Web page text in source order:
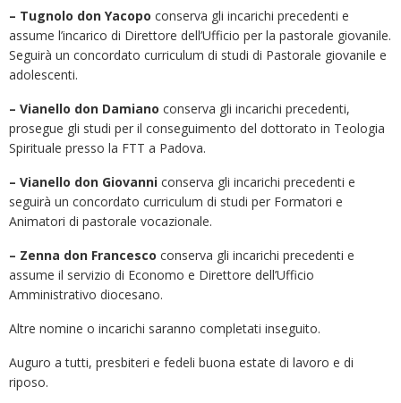
– Tugnolo don Yacopo conserva gli incarichi precedenti e
assume l’incarico di Direttore dell’Ufficio per la pastorale giovanile.
Seguirà un concordato curriculum di studi di Pastorale giovanile e
adolescenti.
– Vianello don Damiano conserva gli incarichi precedenti,
prosegue gli studi per il conseguimento del dottorato in Teologia
Spirituale presso la FTT a Padova.
– Vianello don Giovanni conserva gli incarichi precedenti e
seguirà un concordato curriculum di studi per Formatori e
Animatori di pastorale vocazionale.
– Zenna don Francesco conserva gli incarichi precedenti e
assume il servizio di Economo e Direttore dell’Ufficio
Amministrativo diocesano.
Altre nomine o incarichi saranno completati inseguito.
Auguro a tutti, presbiteri e fedeli buona estate di lavoro e di
riposo.